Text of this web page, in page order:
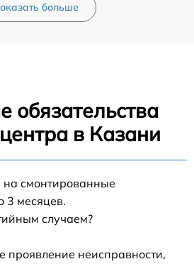
больше
обязательства
в Казани
на смонтированные
3 месяцев.
случаем?
проявление неисправности,